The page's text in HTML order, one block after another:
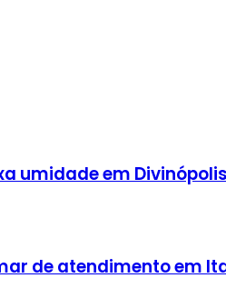
umidade em Divinópolis
de atendimento em